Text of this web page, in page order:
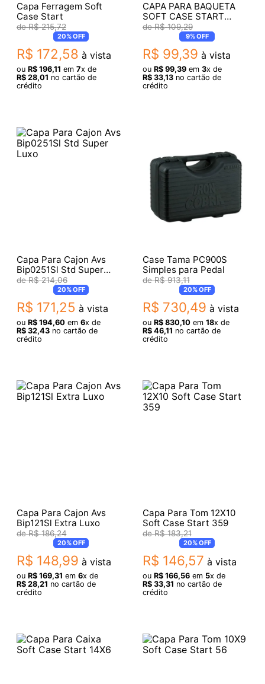
Capa Ferragem Soft
Case Start
R$ 215,72
20%OFF
R$ 172,58 à vista
ou R$ 196,11 em 7x de
R$ 28,01 no cartão de
crédito
CAPA PARA BAQUETA
SOFT CASE START
EXTRA LUXO 11
R$ 109,29
9%OFF
R$ 99,39 à vista
ou R$ 99,39em 3x de
R$ 33,13no cartão de
crédito
Capa Para Cajon Avs
Bip0251Sl Std Super
Luxo
R$ 214,06
20%OFF
R$ 171,25 à vista
ou R$ 194,60em 6x de
R$ 32,43no cartão de
crédito
Case Tama PC900S
Simples para Pedal
R$ 913,11
20%OFF
R$ 730,49 à vista
ou R$ 830,10em 18x de
R$ 46,11 no cartão de
crédito
Capa Para Cajon Avs
Bip121Sl Extra Luxo
R$ 186,24
20%OFF
R$ 148,99 à vista
ou R$ 169,31 em 6x de
R$ 28,21 no cartão de
crédito
Capa Para Tom 12X10
Soft Case Start 359
R$ 183,21
20%OFF
R$ 146,57 à vista
ou R$ 166,56em 5x de
R$ 33,31 no cartão de
crédito